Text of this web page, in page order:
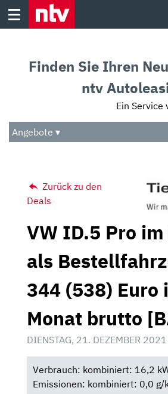
Skip
Audio
Das Beste
Finden Sie Ihren
ntv
Ein Service
Angebote ▾
Zurück zu den
Deals
VW ID.5 Pro
als
344 (538) Euro
Monat brutto
DIENSTAG, 21. DEZEMBER
Verbrauch: kombiniert: 16,2
Emissionen: kombiniert: 0,0 g/